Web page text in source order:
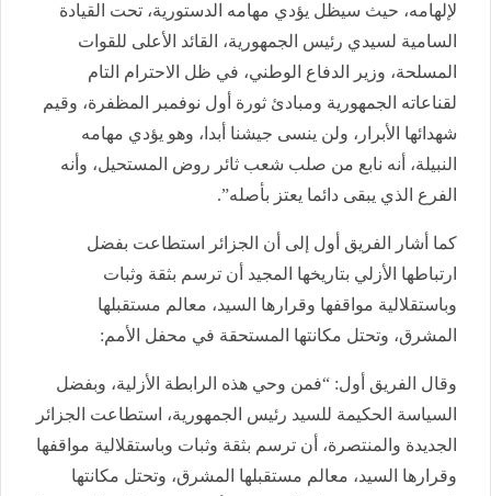
لإلهامه، حيث سيظل يؤدي مهامه الدستورية، تحت القيادة
السامية لسيدي رئيس الجمهورية، القائد الأعلى للقوات
المسلحة، وزير الدفاع الوطني، في ظل الاحترام التام
لقناعاته الجمهورية ومبادئ ثورة أول نوفمبر المظفرة، وقيم
شهدائها الأبرار، ولن ينسى جيشنا أبدا، وهو يؤدي مهامه
النبيلة، أنه نابع من صلب شعب ثائر روض المستحيل، وأنه
الفرع الذي يبقى دائما يعتز بأصله”.
كما أشار الفريق أول إلى أن الجزائر استطاعت بفضل
ارتباطها الأزلي بتاريخها المجيد أن ترسم بثقة وثبات
وباستقلالية مواقفها وقرارها السيد، معالم مستقبلها
المشرق، وتحتل مكانتها المستحقة في محفل الأمم:
وقال الفريق أول: “فمن وحي هذه الرابطة الأزلية، وبفضل
السياسة الحكيمة للسيد رئيس الجمهورية، استطاعت الجزائر
الجديدة والمنتصرة، أن ترسم بثقة وثبات وباستقلالية مواقفها
وقرارها السيد، معالم مستقبلها المشرق، وتحتل مكانتها